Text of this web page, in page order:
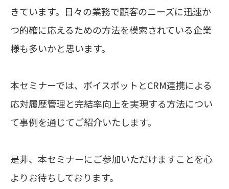
きています。日々の業務で顧客のニーズに迅速か
つ的確に応えるための方法を模索されている企業
様も多いかと思います。
本セミナーでは、ボイスボットとCRM連携による
応対履歴管理と完結率向上を実現する方法につい
て事例を通じてご紹介いたします。
是非、本セミナーにご参加いただけますことを心
よりお待ちしております。